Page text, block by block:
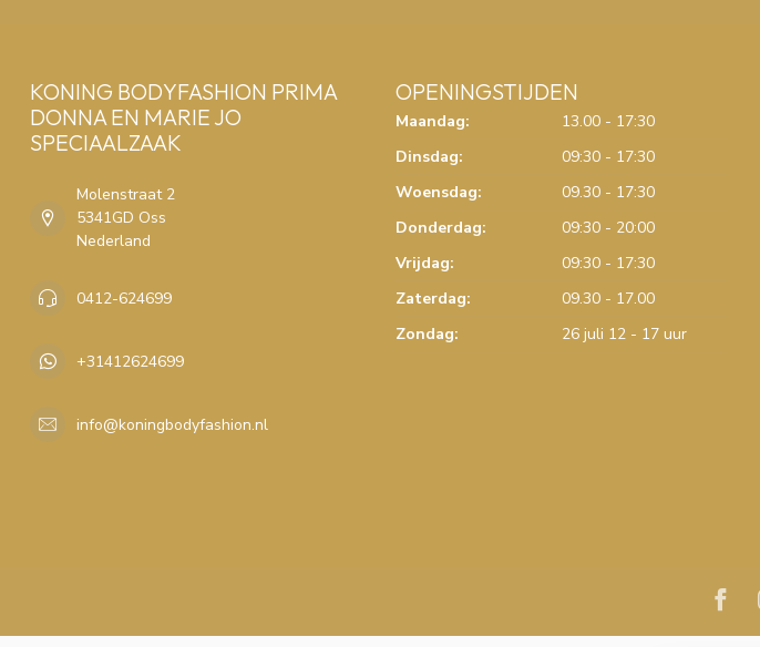
KONING BODYFASHION PRIMA
DONNA EN MARIE JO
SPECIAALZAAK
Molenstraat 2
5341GD Oss
Nederland
0412-624699
+31412624699
info@koningbodyfashion.nl
OPENINGSTIJDEN
Maandag:
13.00 - 17:30
Dinsdag:
09:30 - 17:30
Woensdag:
09.30 - 17:30
Donderdag:
09:30 - 20:00
Vrijdag:
09:30 - 17:30
Zaterdag:
09.30 - 17.00
Zondag:
26 juli 12 - 17 uur